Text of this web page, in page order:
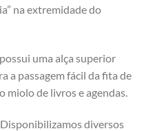
na extremidade do
uma alça superior
a passagem fácil da fita de
de livros e agendas.
diversos